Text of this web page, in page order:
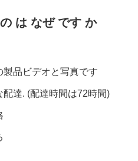
は なぜ です か
品ビデオと写真です
達. (配達時間は72時間)